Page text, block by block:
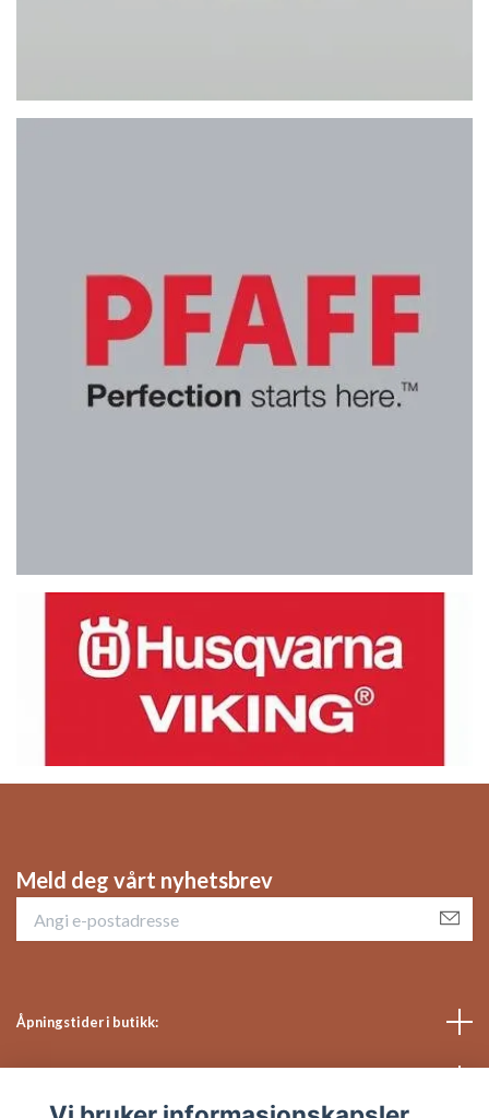
Meld deg vårt nyhetsbrev
Åpningstider i butikk: